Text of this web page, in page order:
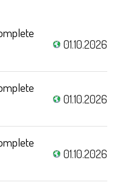
01.10.2026
01.10.2026
01.10.2026